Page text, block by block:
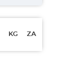
KG ZA